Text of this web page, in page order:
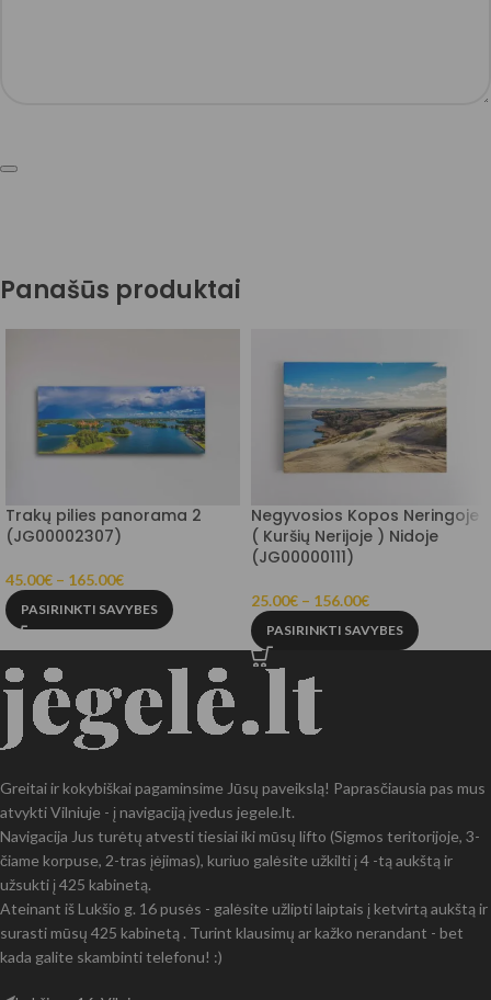
Panašūs produktai
Trakų pilies panorama 2
(JG00002307)
45.00€ – 165.00€
PASIRINKTI SAVYBES
Negyvosios Kopos Neringoje
( Kuršių Nerijoje ) Nidoje
(JG00000111)
25.00€ – 156.00€
PASIRINKTI SAVYBES
Greitai ir kokybiškai pagaminsime Jūsų paveikslą! Paprasčiausia pas mus
atvykti Vilniuje - į navigaciją įvedus jegele.lt.
Navigacija Jus turėtų atvesti tiesiai iki mūsų lifto (Sigmos teritorijoje, 3-
čiame korpuse, 2-tras įėjimas), kuriuo galėsite užkilti į 4 -tą aukštą ir
užsukti į 425 kabinetą.
Ateinant iš Lukšio g. 16 pusės - galėsite užlipti laiptais į ketvirtą aukštą ir
surasti mūsų 425 kabinetą . Turint klausimų ar kažko nerandant - bet
kada galite skambinti telefonu! :)